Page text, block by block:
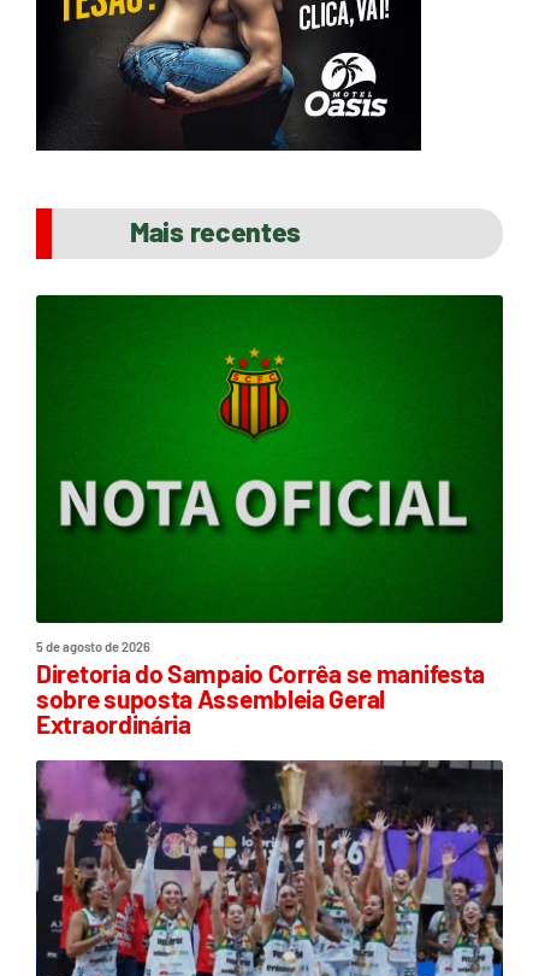
Mais recentes
5 de agosto de 2026
Diretoria do Sampaio Corrêa se manifesta
sobre suposta Assembleia Geral
Extraordinária